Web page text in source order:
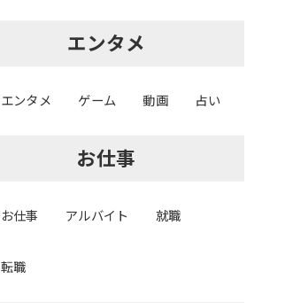
エンタメ
エンタメ ゲーム 動画 占い
お仕事
お仕事 アルバイト 就職
転職